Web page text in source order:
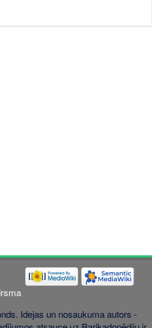
Idejas un nosaukuma autors -